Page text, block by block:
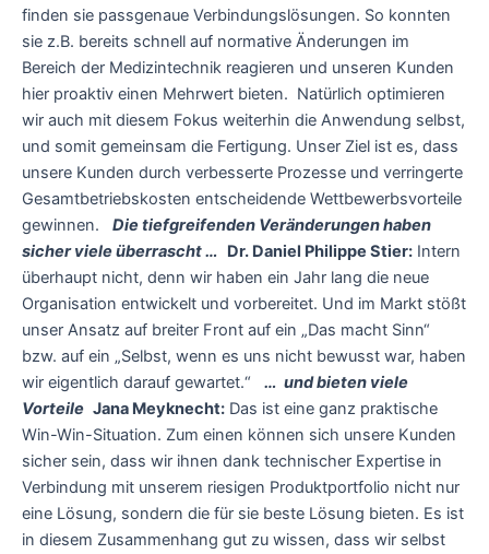
finden sie passgenaue Verbindungslösungen. So konnten
sie z.B. bereits schnell auf normative Änderungen im
Bereich der Medizintechnik reagieren und unseren Kunden
hier proaktiv einen Mehrwert bieten. Natürlich optimieren
wir auch mit diesem Fokus weiterhin die Anwendung selbst,
und somit gemeinsam die Fertigung. Unser Ziel ist es, dass
unsere Kunden durch verbesserte Prozesse und verringerte
Gesamtbetriebskosten entscheidende Wettbewerbsvorteile
gewinnen. Die tiefgreifenden Veränderungen haben
sicher viele überrascht … Dr. Daniel Philippe Stier: Intern
überhaupt nicht, denn wir haben ein Jahr lang die neue
Organisation entwickelt und vorbereitet. Und im Markt stößt
unser Ansatz auf breiter Front auf ein „Das macht Sinn“
bzw. auf ein „Selbst, wenn es uns nicht bewusst war, haben
wir eigentlich darauf gewartet.“ … und bieten viele
Vorteile Jana Meyknecht: Das ist eine ganz praktische
Win-Win-Situation. Zum einen können sich unsere Kunden
sicher sein, dass wir ihnen dank technischer Expertise in
Verbindung mit unserem riesigen Produktportfolio nicht nur
eine Lösung, sondern die für sie beste Lösung bieten. Es ist
in diesem Zusammenhang gut zu wissen, dass wir selbst